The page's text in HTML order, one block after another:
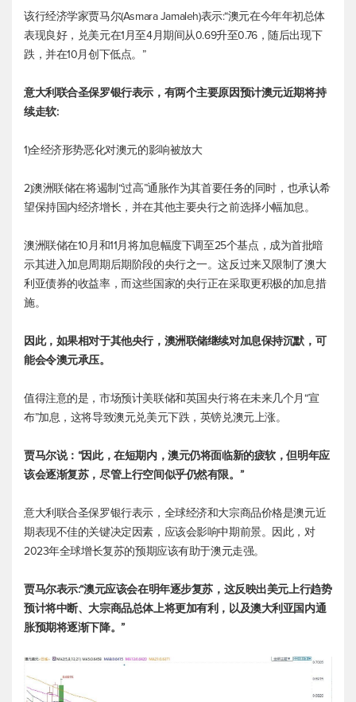
该行经济学家贾马尔(Asmara Jamaleh)表示:“澳元在今年年初总体
表现良好，兑美元在1月至4月期间从0.69升至0.76，随后出现下
跌，并在10月创下低点。”
意大利联合圣保罗银行表示，有两个主要原因预计澳元近期将持
续走软:
1)全经济形势恶化对澳元的影响被放大
2)澳洲联储在将遏制“过高”通胀作为其首要任务的同时，也承认希
望保持国内经济增长，并在其他主要央行之前选择小幅加息。
澳洲联储在10月和11月将加息幅度下调至25个基点，成为首批暗
示其进入加息周期后期阶段的央行之一。这反过来又限制了澳大
利亚债券的收益率，而这些国家的央行正在采取更积极的加息措
施。
因此，如果相对于其他央行，澳洲联储继续对加息保持沉默，可
能会令澳元承压。
值得注意的是，市场预计美联储和英国央行将在未来几个月“宣
布”加息，这将导致澳元兑美元下跌，英镑兑澳元上涨。
贾马尔说：“因此，在短期内，澳元仍将面临新的疲软，但明年应
该会逐渐复苏，尽管上行空间似乎仍然有限。”
意大利联合圣保罗银行表示，全球经济和大宗商品价格是澳元近
期表现不佳的关键决定因素，应该会影响中期前景。因此，对
2023年全球增长复苏的预期应该有助于澳元走强。
贾马尔表示:“澳元应该会在明年逐步复苏，这反映出美元上行趋势
预计将中断、大宗商品总体上将更加有利，以及澳大利亚国内通
胀预期将逐渐下降。”